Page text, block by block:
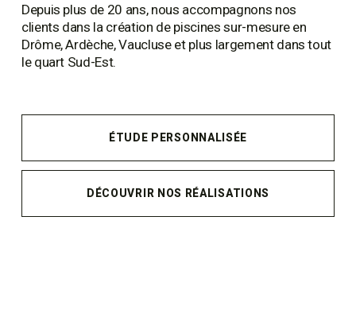
Depuis plus de 20 ans, nous accompagnons nos
clients dans la création de piscines sur-mesure en
Drôme, Ardèche, Vaucluse et plus largement dans tout
le quart Sud-Est.
ÉTUDE PERSONNALISÉE
DÉCOUVRIR NOS RÉALISATIONS